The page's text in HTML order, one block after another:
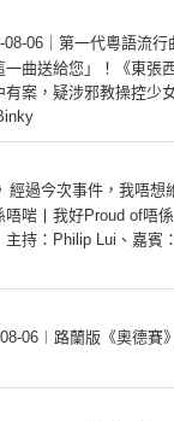
08-06｜第一代粵語流行
一曲送給您」！《東張
案，疑涉邪教操控少
經過今次事件，我唔
唔啱丨我好Proud of唔
持：Philip Lui、嘉賓
08-06︱路蘭版《奧德賽